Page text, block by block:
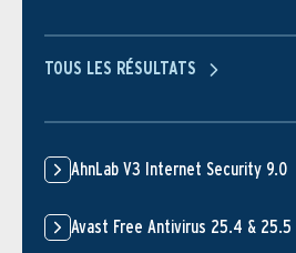
TOUS LES RÉSULTATS
AhnLab V3 Internet Security 9.0
Avast Free Antivirus 25.4 & 25.5